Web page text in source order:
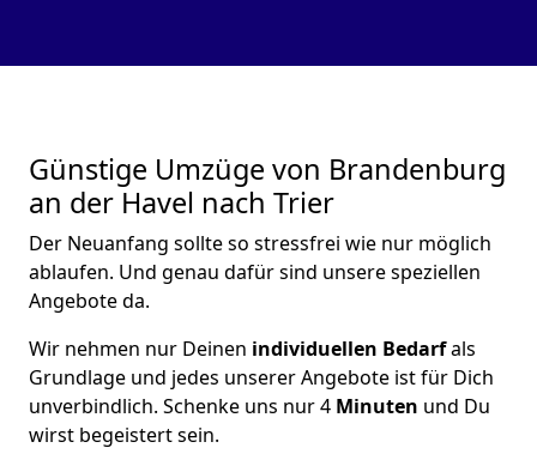
Günstige Umzüge von Brandenburg
an der Havel nach Trier
Der Neuanfang sollte so stressfrei wie nur möglich
ablaufen. Und genau dafür sind unsere speziellen
Angebote da.
Wir nehmen nur Deinen individuellen Bedarfals
Grundlage und jedes unserer Angebote ist für Dich
unverbindlich. Schenke uns nur 4 Minuten und Du
wirst begeistert sein.